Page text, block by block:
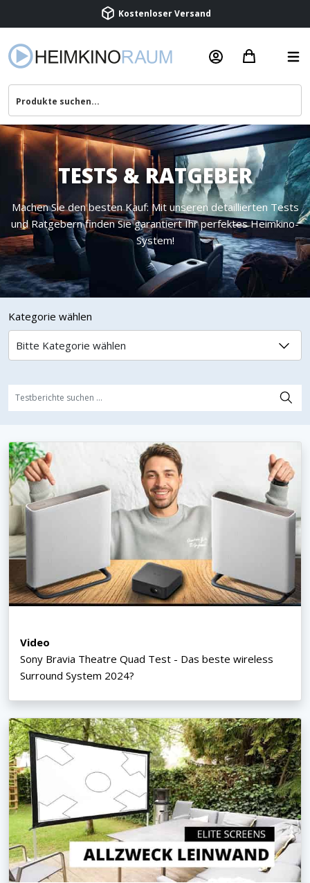
Beratung & Service
TESTS & RATGEBER
Machen Sie den besten Kauf: Mit unseren detaillierten Tests
und Ratgebern finden Sie garantiert Ihr perfektes Heimkino-
System!
Kategorie wählen
Video
Sony Bravia Theatre Quad Test - Das beste wireless
Surround System 2024?